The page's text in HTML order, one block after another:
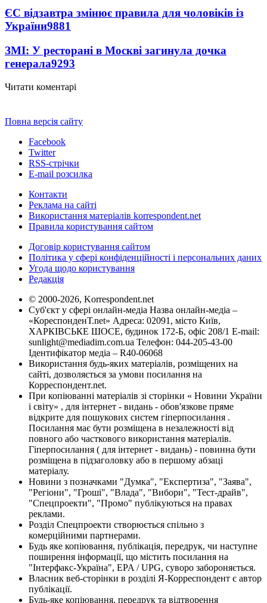
ЄС відзавтра змінює правила для чоловіків із
України9881
ЗМІ: У ресторані в Москві загинула дочка
генерала9293
Читати коментарі
Повна версія сайту
Facebook
Twitter
RSS-стрічки
E-mail розсилка
Контакти
Реклама на сайті
Використання матеріалів korrespondent.net
Правила користування сайтом
Договір користування сайтом
Політика у сфері конфіденційності і персональних даних
Угода щодо користування
Редакція
© 2000-2026, Korrespondent.net
Суб'єкт у сфері онлайн-медіа Назва онлайн-медіа –
«КореспонденТ.net» Адреса: 02091, місто Київ,
ХАРКІВСЬКЕ ШОСЕ, будинок 172-Б, офіс 208/1 E-mail:
sunlight@mediadim.com.ua Телефон: 044-205-43-00
Ідентифікатор медіа – R40-06068
Використання будь-яких матеріалів, розміщених на
сайті, дозволяється за умови посилання на
Корреспондент.net.
При копіюванні матеріалів зі сторінки « Новини України
і світу» , для інтернет - видань - обов'язкове пряме
відкрите для пошукових систем гіперпосилання .
Посилання має бути розміщена в незалежності від
повного або часткового використання матеріалів.
Гіперпосилання ( для інтернет - видань) - повинна бути
розміщена в підзаголовку або в першому абзаці
матеріалу.
Новини з позначками "Думка", "Експертиза", "Заява",
"Регіони", "Гроші", "Влада", "Вибори", "Тест-драйв",
"Спецпроекти", "Промо" публікуються на правах
реклами.
Розділ Спецпроекти створюється спільно з
комерційними партнерами.
Будь яке копіювання, публікація, передрук, чи наступне
поширення інформації, що містить посилання на
"Інтерфакс-Україна", EPA / UPG, суворо забороняється.
Власник веб-сторінки в розділі Я-Корреспондент є автор
публікації.
Будь-яке копіювання, передрук та відтворення